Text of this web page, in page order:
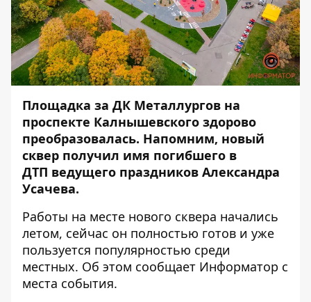
Площадка за ДК Металлургов на
проспекте Калнышевского здорово
преобразовалась. Напомним, новый
сквер получил имя погибшего в
ДТП ведущего праздников Александра
Усачева.
Работы на месте нового сквера начались
летом, сейчас он полностью готов и уже
пользуется популярностью среди
местных. Об этом сообщает Информатор с
места события.